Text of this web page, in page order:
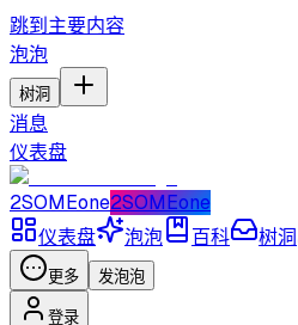
跳到主要内容
泡泡
树洞
消息
仪表盘
2SOMEone2SOMEone
仪表盘
泡泡 百科 树洞
更多 发泡泡
登录